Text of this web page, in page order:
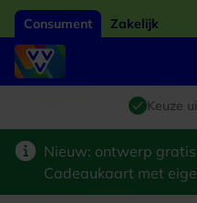
Consument Zakelijk
Giftcard
Keuze
Winkels,
Nieuw: ontwerp gratis
Cadeaukaart met